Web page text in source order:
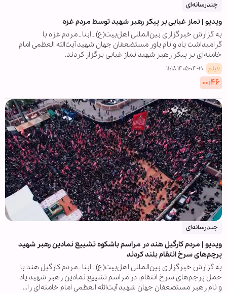
چندرسانه‌ای
ویدیو | نماز غیابی بر پیکر رهبر شهید توسط مردم غزه
به گزارش خبرگزاری بین‌المللی اهل‌بیت(ع) ـ ابنا ـ مردم غزه با
گرامیداشت یاد و نام یاور مستضعفان جهان شهید آیت‌الله العظمی امام
خامنه‌ای بر پیکر رهبر شهید نماز غیابی برگزار کردند.
فیلم ۱۴۰۵-۰۴-۲۰ ۱۱:۱۸
۰۰:۴۶
چندرسانه‌ای
ویدیو | مردم کارگیل هند در مراسم باشکوه تشییع نمادین رهبر شهید
پرچم‌های سرخ انتقام بلند کردند
به گزارش خبرگزاری بین‌المللی اهل‌بیت(ع) ـ ابنا ـ مردم کارگیل هند با
حمل پرچم‌های سرخ انتقام، در مراسم تشییع نمادین رهبر شهید یاد
و نام رهبر مستضعفان جهان شهید آیت‌الله العظمی امام خامنه‌ای را…